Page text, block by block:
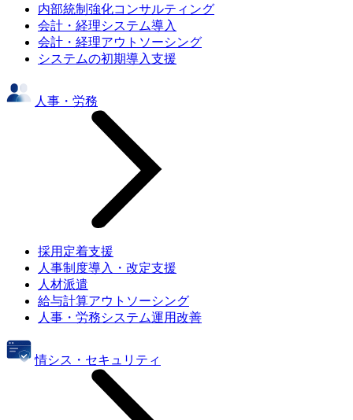
内部統制強化コンサルティング
会計・経理システム導入
会計・経理アウトソーシング
システムの初期導入支援
人事・労務
採用定着支援
人事制度導入・改定支援
人材派遣
給与計算アウトソーシング
人事・労務システム運用改善
情シス・セキュリティ